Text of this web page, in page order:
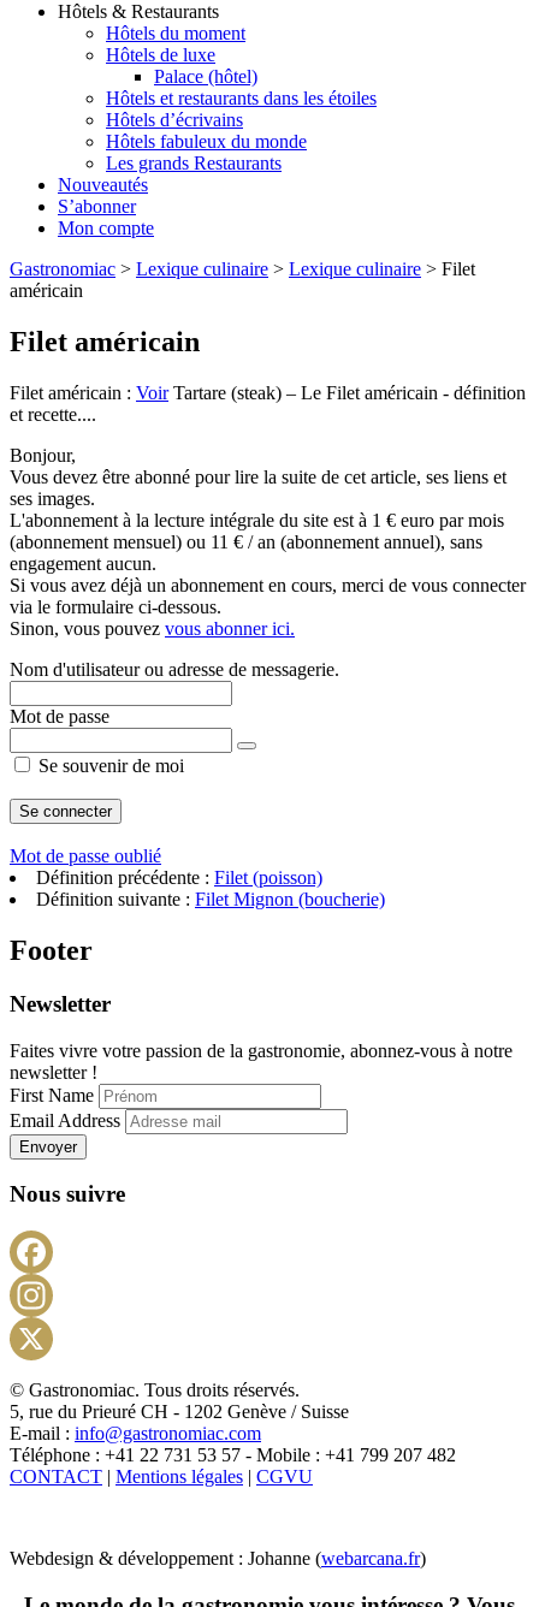
Hôtels & Restaurants
Hôtels du moment
Hôtels de luxe
Palace (hôtel)
Hôtels et restaurants dans les étoiles
Hôtels d’écrivains
Hôtels fabuleux du monde
Les grands Restaurants
Nouveautés
S’abonner
Mon compte
Gastronomiac > Lexique culinaire > Lexique culinaire > Filet
américain
Filet américain
Filet américain : VoirTartare (steak) – Le Filet américain - définition
et recette....
Bonjour,
Vous devez être abonné pour lire la suite de cet article, ses liens et
ses images.
L'abonnement à la lecture intégrale du site est à 1 € euro par mois
(abonnement mensuel) ou 11 € / an (abonnement annuel), sans
engagement aucun.
Si vous avez déjà un abonnement en cours, merci de vous connecter
via le formulaire ci-dessous.
Sinon, vous pouvez vous abonner ici.
Nom d'utilisateur ou adresse de messagerie.
Mot de passe
Se souvenir de moi
Mot de passe oublié
Définition précédente : Filet (poisson)
Définition suivante : Filet Mignon (boucherie)
Footer
Newsletter
Faites vivre votre passion de la gastronomie, abonnez-vous à notre
newsletter !
First Name
Email Address
Envoyer
Nous suivre
X
© Gastronomiac. Tous droits réservés.
5, rue du Prieuré CH - 1202 Genève / Suisse
E-mail : info@gastronomiac.com
Téléphone : +41 22 731 53 57 - Mobile : +41 799 207 482
CONTACT | Mentions légales | CGVU
Webdesign & développement : Johanne (webarcana.fr)